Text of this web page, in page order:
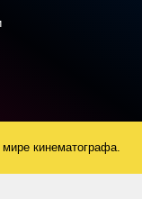
кинематографа.